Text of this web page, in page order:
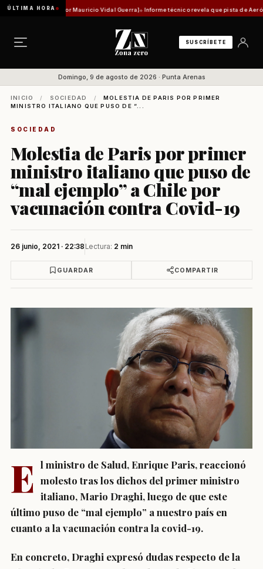
ÚLTIMA HORA
histórica [Por Mauricio Vidal Guerra] Informe técnico revela que pista de Aeródromo
SUSCRÍBETE
Domingo, 9 de agosto de 2026 · Punta Arenas
INICIO / SOCIEDAD /
MOLESTIA DE PARIS POR PRIMER
MINISTRO ITALIANO QUE PUSO DE “...
SOCIEDAD
Molestia de Paris por primer
ministro italiano que puso de
“mal ejemplo” a Chile por
vacunación contra Covid-19
26 junio, 2021 · 22:38 Lectura: 2 min
GUARDAR COMPARTIR
E l ministro de Salud, Enrique Paris, reaccionó
molesto tras los dichos del primer ministro
italiano, Mario Draghi, luego de que este
último puso de “mal ejemplo” a nuestro país en
cuanto a la vacunación contra la covid-19.
En concreto, Draghi expresó dudas respecto de la